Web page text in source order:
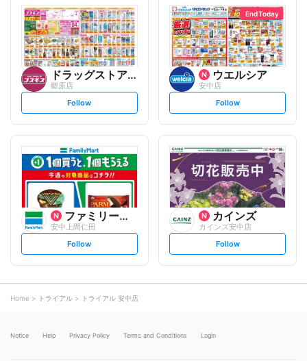
l
o
w
l
o
w
ドラッグストアコスモス
郷原店
s
t
l
o
w
Follow
End Today
ウエルシア
安中店
s
t
l
o
w
Follow
ファミリーマート
安中上間仁田
s
t
o
w
Follow
カインズ
カインズ安中店
s
t
Follow
Home トライアル トライアル 安中店
Notice Help Privacy Policy Terms and Conditions Login